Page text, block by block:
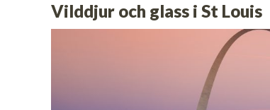
Vilddjur och glass i St Louis